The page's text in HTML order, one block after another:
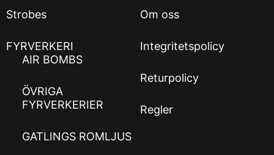
Strobes
FYRVERKERI
AIR BOMBS
ÖVRIGA
FYRVERKERIER
GATLINGS ROMLJUS
Om oss
Integritetspolicy
Returpolicy
Regler